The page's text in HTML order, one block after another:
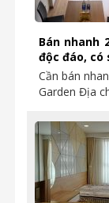
Bán nhanh
độc đáo, có
Cần bán
Garden Địa